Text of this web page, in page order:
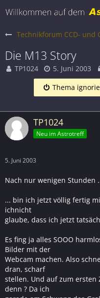
Technikforum CCD- und
Die M13 Story
TP1024 5. Juni 2003
Thema
TP1024
Neu im Astrotreff
5. Juni 2003
Nach nur wenigen Stunden
... bin ich jetzt völlig fertig
ichnicht
glaube, dass ich jetzt
Es fing ja alles SOOO
Bilder mit der
Webcam machen. Also
dran, scharf
stellen. Und auf zum ersten
denn ? Da ich